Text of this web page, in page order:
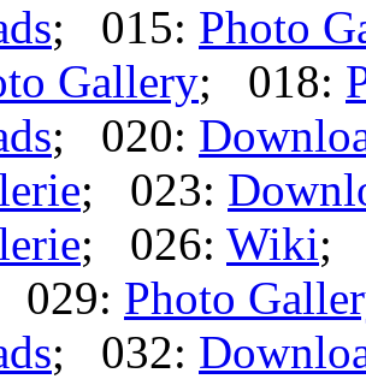
; 015: Photo
Gallery; 018:
; 020:
; 023:
; 026: Wiki;
Photo
; 032: